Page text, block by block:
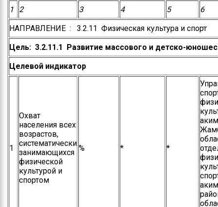
Результаты и отчеты
Официальные
выступления
Вакансии
поступлению на
1 2 3 4 5 6
НАПРАВЛЕНИЕ : 3.2.11 Физическая культура и спорт
Цель: 3.2.11.1 Развитие массового и детско-
Целевой индикатор
1
Охват
населения всех
возрастов,
систематически
занимающихся
физической
культурой и
спортом
% * *